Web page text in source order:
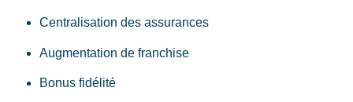
Centralisation des assurances
Augmentation de franchise
Bonus fidélité